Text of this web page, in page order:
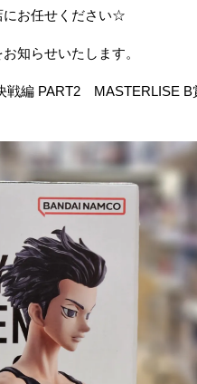
にお任せください☆
知らせいたします。
編 ​PART2 ​MASTERLISE ​B